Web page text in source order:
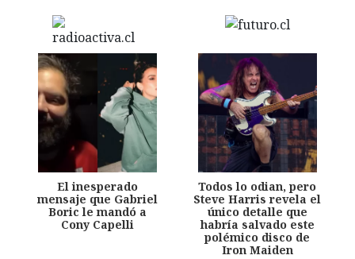
El inesperado
mensaje que Gabriel
Boric le mandó a
Cony Capelli
Todos lo odian, pero
Steve Harris revela el
único detalle que
habría salvado este
polémico disco de
Iron Maiden